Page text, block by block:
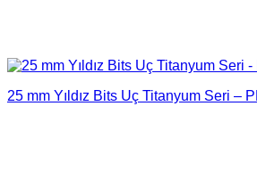
25 mm Yıldız Bits Uç Titanyum Seri –